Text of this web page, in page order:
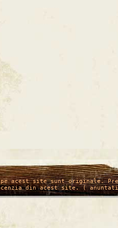
pe acest site sunt originale.
din acest site. (